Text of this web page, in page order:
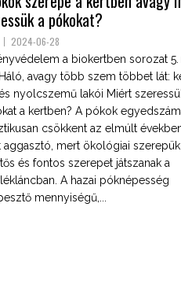
a pókokat?
2024-06-28
a biokertben sorozat 5.
avagy több szem többet lát:
nyolcszemű lakói Miért
a kertben? A pókok
csökkent az elmúlt
aggasztó, mert ökológiai szerepük
és fontos szerepet játszanak a
A hazai póknépesség
mennyiségű,...